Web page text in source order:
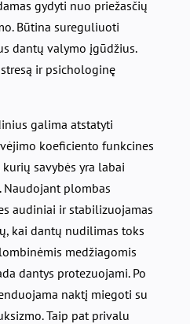
gydyti nuo priežasčių
Būtina sureguliuoti
dantų valymo įgūdžius.
ir psichologinę
galima atstatyti
koeficiento funkcines
savybės yra labai
plombas
audiniai ir stabilizuojamas
kai dantų nudilimas toks
medžiagomis
dantys protezuojami. Po
naktį miegoti su
Taip pat privalu